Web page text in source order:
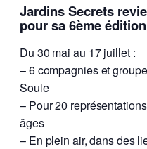
Jardins Secrets
pour sa 6ème
Du 30 mai au 17 juillet :
– 6 compagnies et
Soule
– Pour 20
âges
– En plein air, dans des